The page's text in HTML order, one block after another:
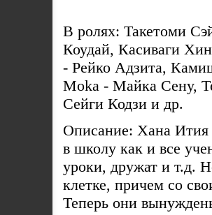
В ролях: Такетоми
Коудай, Касиваги
- Рейко Адзита,
Moka - Майка Сену,
Сейги Кодзи и др.
Описание: Хана Ития
в школу как и все
уроки, дружат и т.д.
клетке, причем со
Теперь они